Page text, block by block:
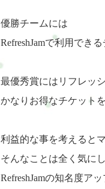
優勝チームには
RefreshJamで利用でき
最優秀賞にはリフレッ
かなりお得なチケット
利益的な事を考えると
そんなことは全く気に
RefreshJamの知名度ア